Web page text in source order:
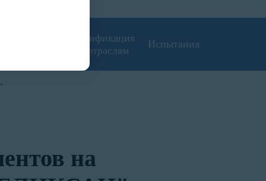
Сертификация
по отраслям
Испытания
на